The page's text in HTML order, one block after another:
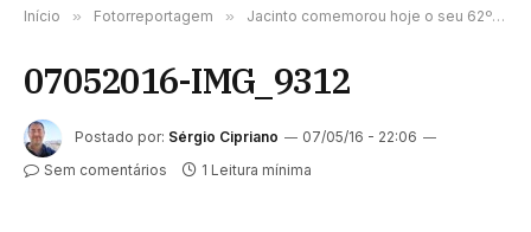
Início » Fotorreportagem » Jacinto comemorou hoje o seu 62º. Aniversário
07052016-IMG_9312
Postado por: Sérgio Cipriano
07/05/16 - 22:06
Sem comentários
1 Leitura mínima